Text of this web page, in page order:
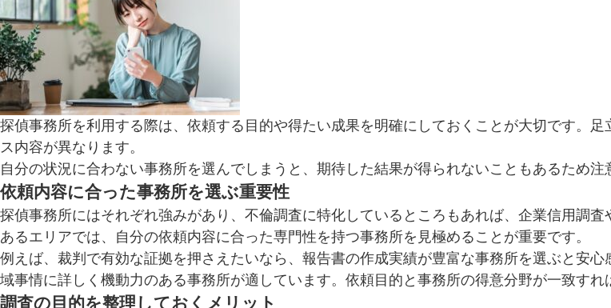
探偵事務所を利用する際は、依頼する目的や得たい成果を明確にしておくことが大切です。
ス内容が異なります。
自分の状況に合わない事務所を選んでしまうと、期待した結果が得られないこともあるため注
依頼内容に合った事務所を選ぶ重要性
探偵事務所にはそれぞれ強みがあり、不倫調査に特化しているところもあれば、企業信用調
あるエリアでは、自分の依頼内容に合った専門性を持つ事務所を見極めることが重要です。
例えば、裁判で有効な証拠を押さえたいなら、報告書の作成実績が豊富な事務所を選ぶと安
域事情に詳しく機動力のある事務所が適しています。依頼目的と事務所の得意分野が一致すれ
調査の目的を整理しておくメリット